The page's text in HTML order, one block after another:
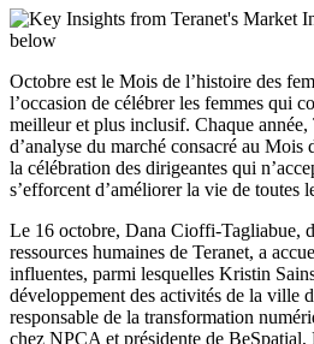
Octobre est le Mois de l’histoire des
l’occasion de célébrer les femmes qui
meilleur et plus inclusif. Chaque
d’analyse du marché consacré au Mois
la célébration des dirigeantes qui
s’efforcent d’améliorer la vie de toutes
Le 16 octobre, Dana Cioffi-Tagliabue,
ressources humaines de Teranet, a
influentes, parmi lesquelles Kristin
développement des activités de la ville
responsable de la transformation
chez NPCA et présidente de